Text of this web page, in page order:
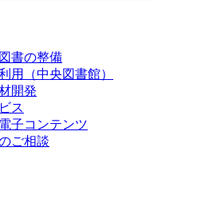
書の整備
用（中央図書館）
開発
ス
子コンテンツ
ご相談